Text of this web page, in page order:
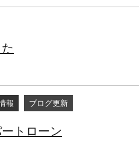
報 ブログ更新
トローン